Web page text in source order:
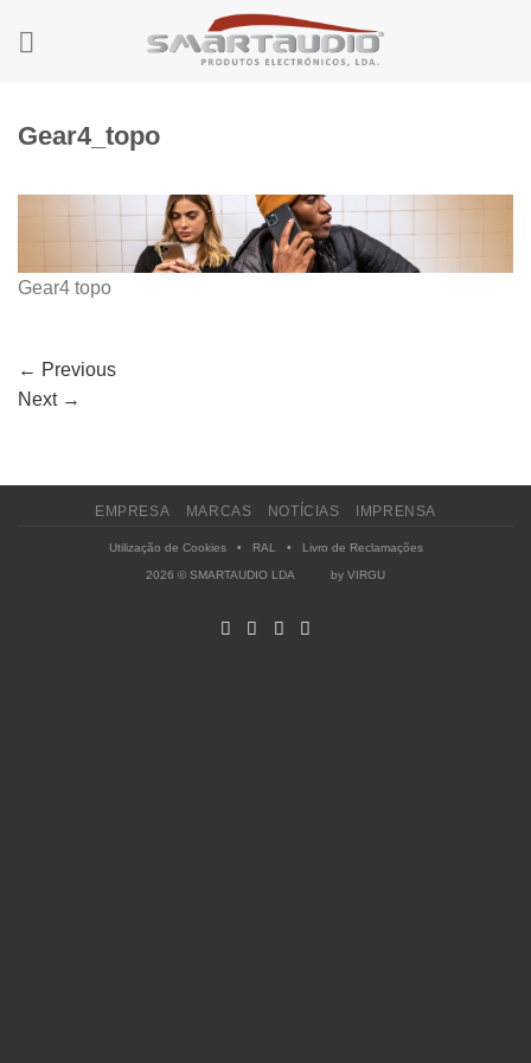
Gear4_topo
Gear4 topo
← Previous
Next →
EMPRESA MARCAS NOTÍCIAS IMPRENSA
Utilização de Cookies• RAL • Livro de Reclamações
2026 © SMARTAUDIO LDA by VIRGU